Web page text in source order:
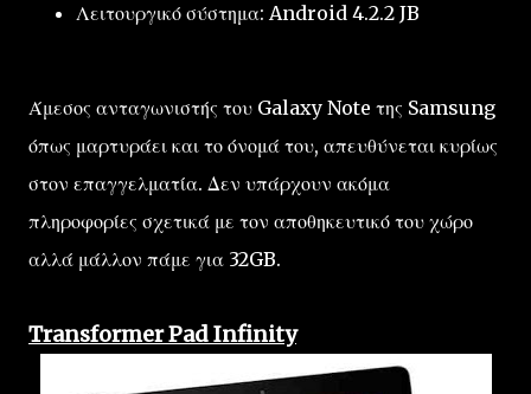
Λειτουργικό σύστημα: Android 4.2.2 JB
Άμεσος ανταγωνιστής του Galaxy Note της Samsung
όπως μαρτυράει και το όνομά του, απευθύνεται κυρίως
στον επαγγελματία. Δεν υπάρχουν ακόμα
πληροφορίες σχετικά με τον αποθηκευτικό του χώρο
αλλά μάλλον πάμε για 32GB.
Transformer Pad Infinity